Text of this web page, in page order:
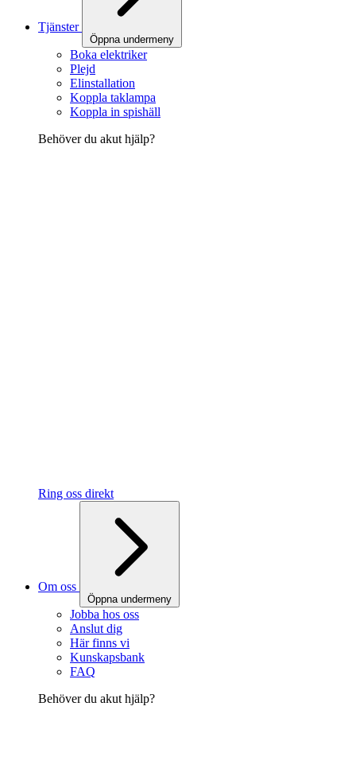
Tjänster
Öppna undermeny
Boka elektriker
Plejd
Elinstallation
Koppla taklampa
Koppla in spishäll
Behöver du akut hjälp?
Ring oss direkt
Om oss
Öppna undermeny
Jobba hos oss
Anslut dig
Här finns vi
Kunskapsbank
FAQ
Behöver du akut hjälp?